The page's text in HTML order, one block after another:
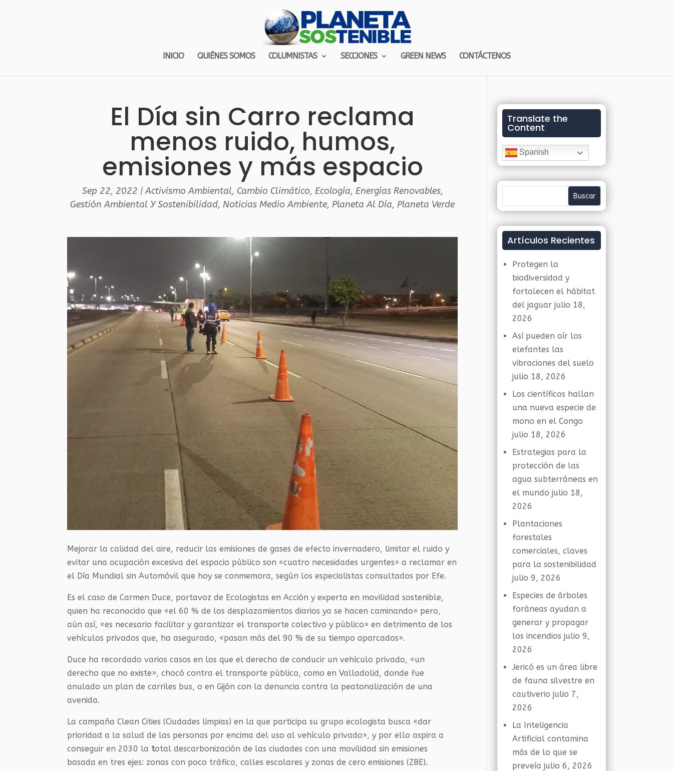
INICIO QUIÉNES SOMOS COLUMNISTAS SECCIONES GREEN NEWS CONTÁCTENOS
El Día sin Carro reclama
menos ruido, humos,
emisiones y más espacio
Sep 22, 2022 |Activismo Ambiental, Cambio Climático, Ecología, Energías Renovables,
Gestión Ambiental Y Sostenibilidad,Noticias Medio Ambiente,Planeta Al Día,Planeta Verde
Mejorar la calidad del aire, reducir las emisiones de gases de efecto invernadero, limitar el ruido y
evitar una ocupación excesiva del espacio público son «cuatro necesidades urgentes» a reclamar en
el Día Mundial sin Automóvil que hoy se conmemora, según los especialistas consultados por Efe.
Es el caso de Carmen Duce, portavoz de Ecologistas en Acción y experta en movilidad sostenible,
quien ha reconocido que «el 60 % de los desplazamientos diarios ya se hacen caminando» pero,
aún así, «es necesario facilitar y garantizar el transporte colectivo y público» en detrimento de los
vehículos privados que, ha asegurado, «pasan más del 90 % de su tiempo aparcados».
Duce ha recordado varios casos en los que el derecho de conducir un vehículo privado, «un
derecho que no existe», chocó contra el transporte público, como en Valladolid, donde fue
anulado un plan de carriles bus, o en Gijón con la denuncia contra la peatonalización de una
avenida.
La campaña Clean Cities (Ciudades limpias) en la que participa su grupo ecologista busca «dar
prioridad a la salud de las personas por encima del uso al vehículo privado», y por ello aspira a
conseguir en 2030 la total descarbonización de las ciudades con una movilidad sin emisiones
basada en tres ejes: zonas con poco tráfico, calles escolares y zonas de cero emisiones (ZBE).
Translate the
Content
Spanish
Artículos Recientes
Protegen la
biodiversidad y
fortalecen el hábitat
del jaguar julio 18,
2026
Así pueden oír los
elefantes las
vibraciones del suelo
julio 18, 2026
Los científicos hallan
una nueva especie de
mono en el Congo
julio 18, 2026
Estrategias para la
protección de las
agua subterráneas en
el mundo julio 18,
2026
Plantaciones
forestales
comerciales, claves
para la sostenibilidad
julio 9, 2026
Especies de árboles
foráneas ayudan a
generar y propagar
los incendios julio 9,
2026
Jericó es un área libre
de fauna silvestre en
cautiverio julio 7,
2026
La Inteligencia
Artificial contamina
más de lo que se
preveía julio 6, 2026